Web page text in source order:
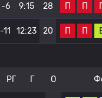
-6 9:15 28 П П
-11 12:23 20 П П
РГ Г О